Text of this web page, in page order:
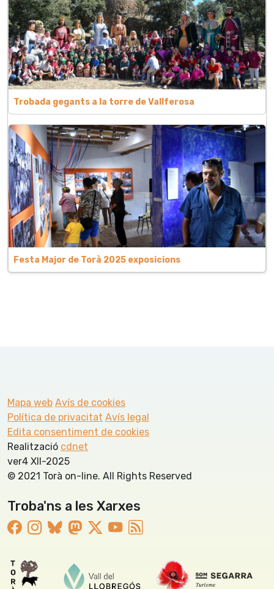
Trobada gegants a la torre de Vallferosa
Festa Major de Torà 2025 exposicions
Mapa web Avís de cookies
Política de privacitat Avís legal
Edita consentiment de cookies
Realització cdnet
ver4 XII-2025
© 2021 Torà on-line. All Rights Reserved
Troba'ns a les Xarxes